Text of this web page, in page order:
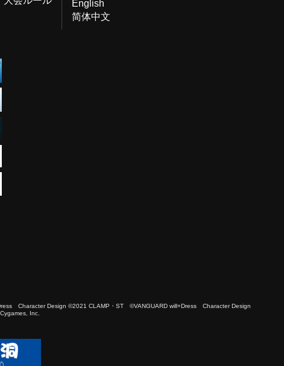
English
简体中文
Character Design ©2021 CLAMP・ST ©VANGUARD will+Dress Character Design
Inc.